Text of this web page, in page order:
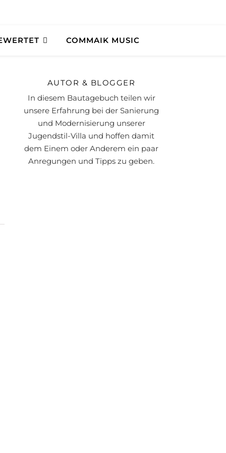
COMMAIK MUSIC
AUTOR & BLOGGER
In diesem Bautagebuch teilen wir
unsere Erfahrung bei der Sanierung
und Modernisierung unserer
Jugendstil-Villa und hoffen damit
dem Einem oder Anderem ein paar
Anregungen und Tipps zu geben.